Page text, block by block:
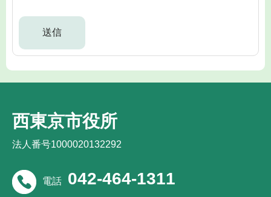
西東京市役所
法人番号1000020132292
電話 042-464-1311